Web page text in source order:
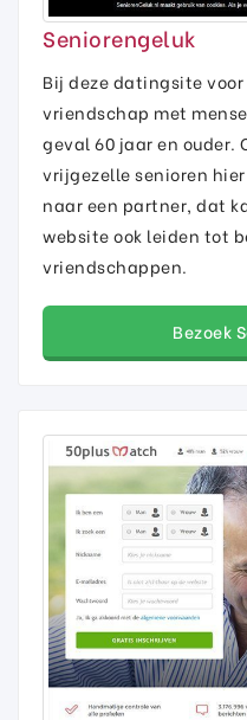
Seniorengeluk
Bij deze datingsite
vriendschap met
geval 60 jaar en ouder.
vrijgezelle senioren
naar een partner, dat
website ook leiden tot
vriendschappen.
Bezoek